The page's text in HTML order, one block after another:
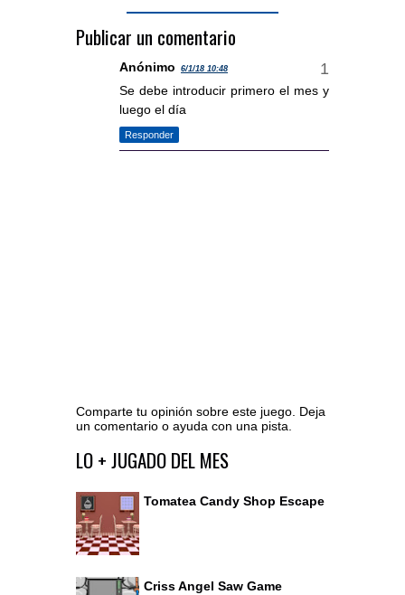
Publicar un comentario
Anónimo 6/1/18 10:48
Se debe introducir primero el mes y
luego el día
Responder
Comparte tu opinión sobre este juego. Deja
un comentario o ayuda con una pista.
Ir al editor de comentarios
LO + JUGADO DEL MES
Tomatea Candy Shop Escape
Criss Angel Saw Game